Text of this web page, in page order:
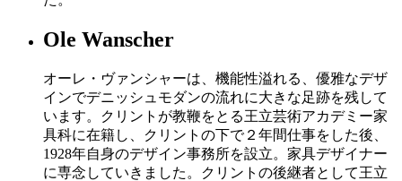
Ole Wanscher
オーレ・ヴァンシャーは、機能性溢れる、優雅なデザ
インでデニッシュモダンの流れに大きな足跡を残して
います。クリントが教鞭をとる王立芸術アカデミー家
具科に在籍し、クリントの下で２年間仕事をした後、
1928年自身のデザイン事務所を設立。家具デザイナー
に専念していきました。クリントの後継者として王立